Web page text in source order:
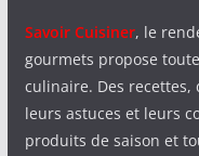
Savoir Cuisiner, le
gourmets propose
culinaire. Des recettes,
leurs astuces et leurs
produits de saison et